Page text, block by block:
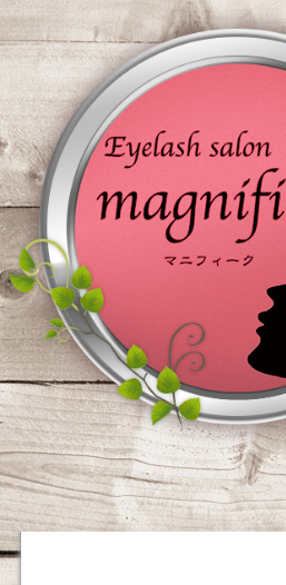
コ
ン
テ
ン
ツ
へ
ス
キ
ッ
プ